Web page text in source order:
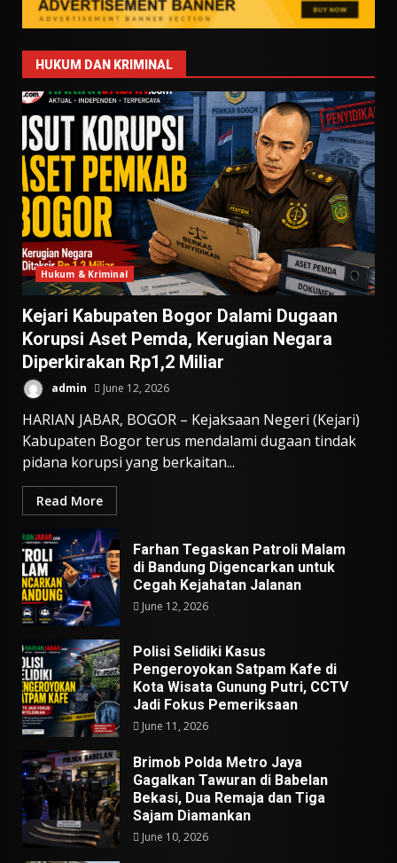
HUKUM DAN KRIMINAL
Hukum & Kriminal
Kejari Kabupaten Bogor Dalami Dugaan
Korupsi Aset Pemda, Kerugian Negara
Diperkirakan Rp1,2 Miliar
admin June 12, 2026
HARIAN JABAR, BOGOR – Kejaksaan Negeri (Kejari)
Kabupaten Bogor terus mendalami dugaan tindak
pidana korupsi yang berkaitan...
Read More
Farhan Tegaskan Patroli Malam
di Bandung Digencarkan untuk
Cegah Kejahatan Jalanan
June 12, 2026
Polisi Selidiki Kasus
Pengeroyokan Satpam Kafe di
Kota Wisata Gunung Putri, CCTV
Jadi Fokus Pemeriksaan
June 11, 2026
Brimob Polda Metro Jaya
Gagalkan Tawuran di Babelan
Bekasi, Dua Remaja dan Tiga
Sajam Diamankan
June 10, 2026